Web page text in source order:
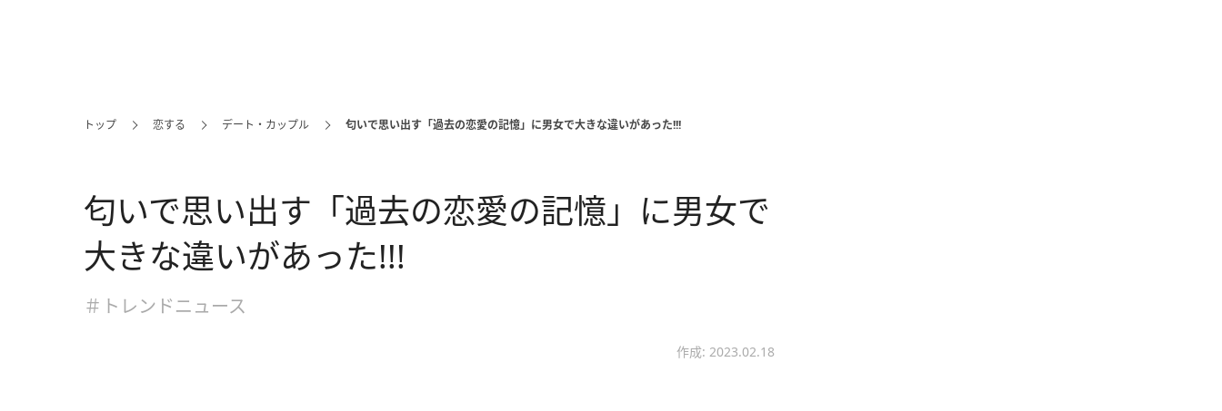
トップ 恋する デート・カップル 匂いで思い出す「過去の恋愛の記憶」に男女で大きな違いがあった!!!
匂いで思い出す「過去の恋愛の記憶」に男女で
大きな違いがあった!!!
＃トレンドニュース
作成: 2023.02.18